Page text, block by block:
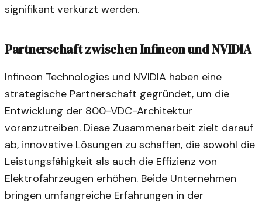
signifikant verkürzt werden.
Partnerschaft zwischen Infineon und NVIDIA
Infineon Technologies und NVIDIA haben eine
strategische Partnerschaft gegründet, um die
Entwicklung der 800-VDC-Architektur
voranzutreiben. Diese Zusammenarbeit zielt darauf
ab, innovative Lösungen zu schaffen, die sowohl die
Leistungsfähigkeit als auch die Effizienz von
Elektrofahrzeugen erhöhen. Beide Unternehmen
bringen umfangreiche Erfahrungen in der